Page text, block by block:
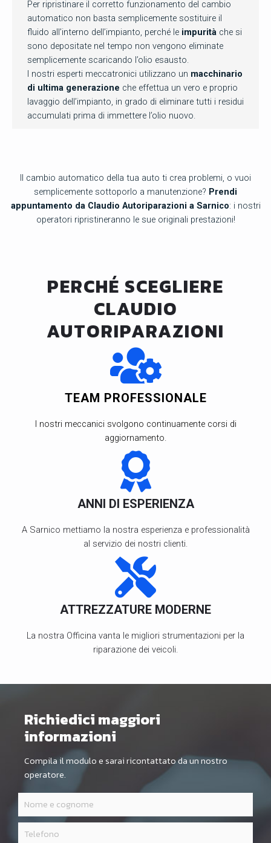
Per ripristinare il corretto funzionamento del cambio
automatico non basta semplicemente sostituire il
fluido all’interno dell’impianto, perché le impurità che si
sono depositate nel tempo non vengono eliminate
semplicemente scaricando l’olio esausto.
I nostri esperti meccatronici utilizzano un macchinario
di ultima generazione che effettua un vero e proprio
lavaggio dell’impianto, in grado di eliminare tutti i residui
accumulati prima di immettere l’olio nuovo.
Il cambio automatico della tua auto ti crea problemi, o vuoi
semplicemente sottoporlo a manutenzione? Prendi
appuntamento da Claudio Autoriparazioni a Sarnico: i nostri
operatori ripristineranno le sue originali prestazioni!
PERCHÉ SCEGLIERE
CLAUDIO
AUTORIPARAZIONI
TEAM PROFESSIONALE
I nostri meccanici svolgono continuamente corsi di
aggiornamento.
ANNI DI ESPERIENZA
A Sarnico mettiamo la nostra esperienza e professionalità
al servizio dei nostri clienti.
ATTREZZATURE MODERNE
La nostra Officina vanta le migliori strumentazioni per la
riparazione dei veicoli.
Richiedici maggiori
informazioni
Compila il modulo e sarai ricontattato da un nostro
operatore.